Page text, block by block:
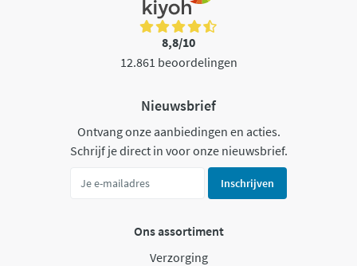
8,8/10
12.861 beoordelingen
Nieuwsbrief
Ontvang onze aanbiedingen en acties.
Schrijf je direct in voor onze nieuwsbrief.
Inschrijven
Ons assortiment
Verzorging